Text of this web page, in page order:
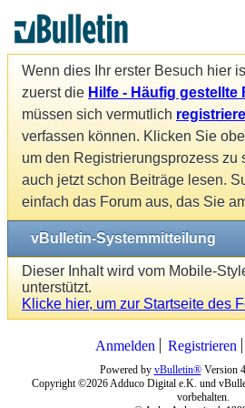
Wenn dies Ihr erster Besuch hier
zuerst die Hilfe - Häufig gestellte
müssen sich vermutlich
verfassen können. Klicken Sie
um den Registrierungsprozess zu
auch jetzt schon Beiträge lesen.
einfach das Forum aus, das Sie
vBulletin-Systemmitteilung
Dieser Inhalt wird vom Mobile-
unterstützt.
Klicke hier, um zur Startseite des
Anmelden Registrieren
Powered by vBulletin®Version
Copyright ©2026 Adduco Digital e.K. und
vorbehalten.